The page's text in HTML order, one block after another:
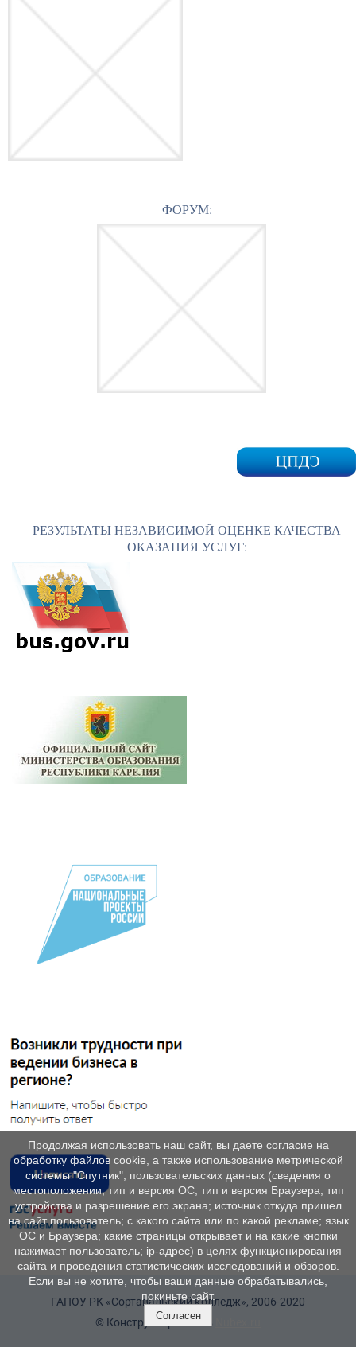
ФОРУМ:
РЕЗУЛЬТАТЫ НЕЗАВИСИМОЙ ОЦЕНКЕ КАЧЕСТВА
ОКАЗАНИЯ УСЛУГ:
ГАПОУ РК «Сортавальский колледж», 2006-2020
© Конструктор сайтов
Продолжая использовать наш сайт, вы даете согласие на
обработку файлов cookie, а также использование метрической
системы "Спутник", пользовательских данных (сведения о
местоположении; тип и версия ОС; тип и версия Браузера; тип
устройства и разрешение его экрана; источник откуда пришел
на сайт пользователь; с какого сайта или по какой рекламе; язык
ОС и Браузера; какие страницы открывает и на какие кнопки
нажимает пользователь; ip-адрес) в целях функционирования
сайта и проведения статистических исследований и обзоров.
Если вы не хотите, чтобы ваши данные обрабатывались,
покиньте сайт.
Согласен